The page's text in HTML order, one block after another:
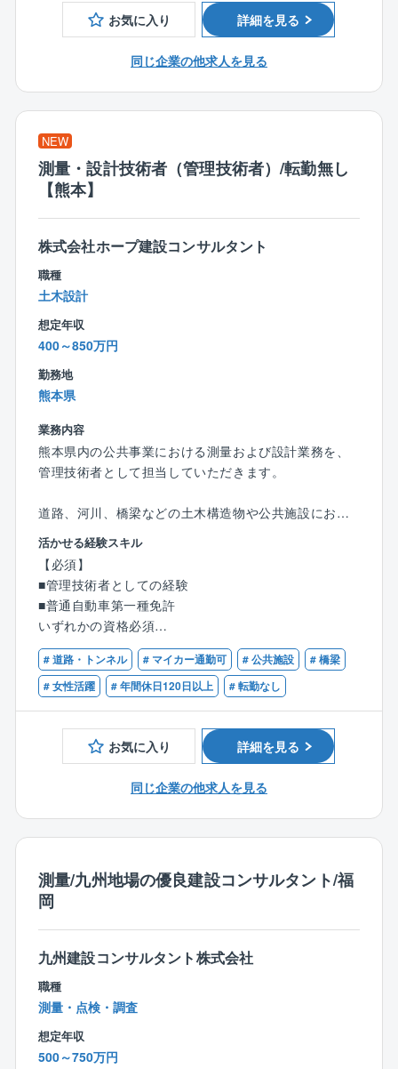
を実現しています。
効率的な広告戦略による高認知度の獲得、さらに全国
に展示場を持つスケールメリットによる資材調達の優
す。
認、工事関連書類の作成・チェック、設計変更への対
応、工事費用の積算、工事受注者提出書類の確認を担
当します。現場で発生する課題や要望を迅速に把握
し、発注者と施工者間の調整役として、質の高いコミ
ュニケーションを図ります。技術的なアドバイスや改
善提案も行い、事業全体の品質と進行管理を担いま
す。
■扱うサービス
道路・河川・砂防・下水道など、公共インフラ事業全
般に携わります。
■組織構成
熊本営業所を中心に、経験豊富な技術者と連携し、チ
ームで業務を進める体制です。
■業務の魅力
競合が少なく高い専門性が求められる分野で、社会イ
れます。
■教育体制
資格取得支援やOJTを通じて実践的なスキルアップを
支援し、未経験分野でも成長できる環境です。
■就業環境
完全週休二日制、年間休日120日、残業月20時間以内
す。
■想定されるキャリアパス
経験や資格の取得により、主任や管理職へのステップ
アップが可能で、長期的に専門性を高めながら安定し
たキャリアを築くことができます。
■企業の特徴/魅力
地域密着型の建設コンサルタントとして、堅実な成長
と安定した雇用を実現。福利厚生も充実しており、安
心して長く働ける職場です。
お気に入り 詳細を見る
同じ企業の他求人を見る
NEW
測量・設計技術者（管理技術者）/転勤無し
【熊本】
株式会社ホープ建設コンサルタント
職種
土木設計
想定年収
400～850万円
勤務地
熊本県
業務内容
熊本県内の公共事業における測量および設計業務を、
管理技術者として担当していただきます。
道路、河川、橋梁などの土木構造物や公共施設におい
て、測量から設計、報告書作成まで一貫して関わるポ
ジションです。
具体的には以下の業務をお任せします。
■測量、設計業務全体のマネジメント
■現地での測量業務（地形・距離・高さの測定）
■測量データの整理および図面作成（CAD）
■道路・構造物等の設計業務・報告書の作成
■発注者（自治体）との打ち合わせ・調整
このポジションの特徴
■管理技術者として案件全体を担うポジション
■測量から設計まで一貫して関われる
■熊本拠点の立ち上げフェーズに関われる
会社の特徴
■創業約50年、天草地域を中心に地質調査・測量・設計
少人数ながらも内部で完結する体制を強みとし、地域
インフラを支えてきた実績があります。
活かせる経験スキル
【必須】
■管理技術者としての経験
■普通自動車第一種免許
いずれかの資格必須
■技術士（建設部門）
■測量士
■RCCM
# 道路・トンネル # マイカー通勤可 # 公共施設
# 橋梁
# 女性活躍
# 年間休日120日以上 # 転勤なし
お気に入り 詳細を見る
同じ企業の他求人を見る
測量/九州地場の優良建設コンサルタント/福
岡
九州建設コンサルタント株式会社
職種
測量・点検・調査
想定年収
500～750万円